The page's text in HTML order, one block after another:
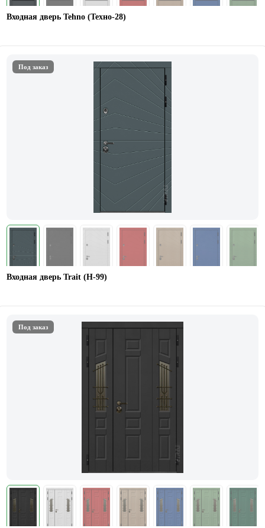
Входная дверь Tehno (Техно-28)
Под заказ
Входная дверь Trait (Н-99)
Под заказ